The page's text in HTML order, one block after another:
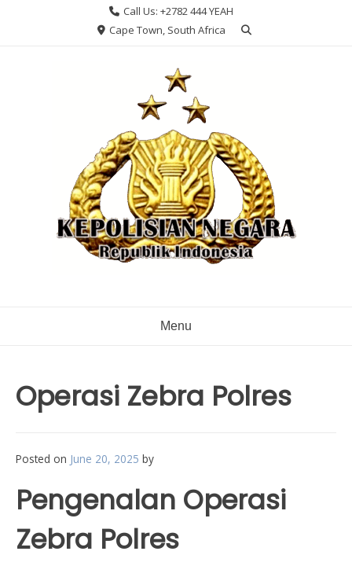
Call Us: +2782 444 YEAH
Cape Town, South Africa
Menu
Operasi Zebra Polres
Posted on June 20, 2025 by
Pengenalan Operasi
Zebra Polres